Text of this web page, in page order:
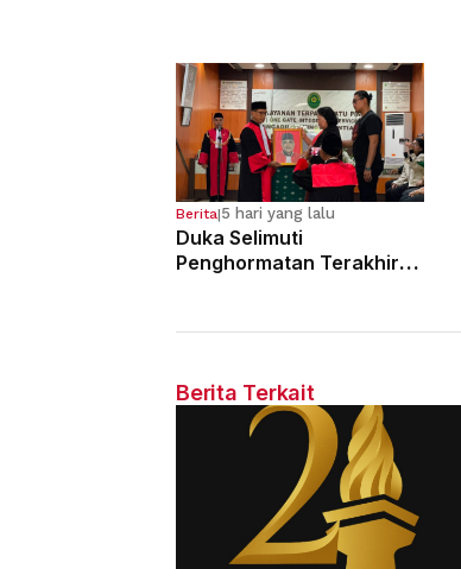
Berita|5 hari yang lalu
Duka Selimuti
Penghormatan Terakhir
Berita Terkait